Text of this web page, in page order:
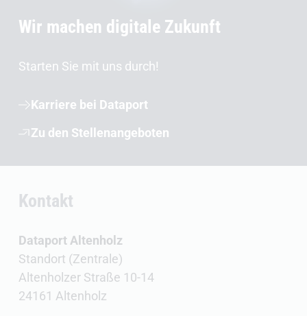
Wir machen digitale Zukunft
Starten Sie mit uns durch!
Karriere bei Dataport
Zu den Stellenangeboten
Kontakt
Dataport Altenholz
Standort (Zentrale)
Altenholzer Straße 10-14
24161 Altenholz